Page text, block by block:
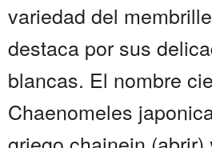
variedad del
destaca por sus
blancas. El nombre
Chaenomeles